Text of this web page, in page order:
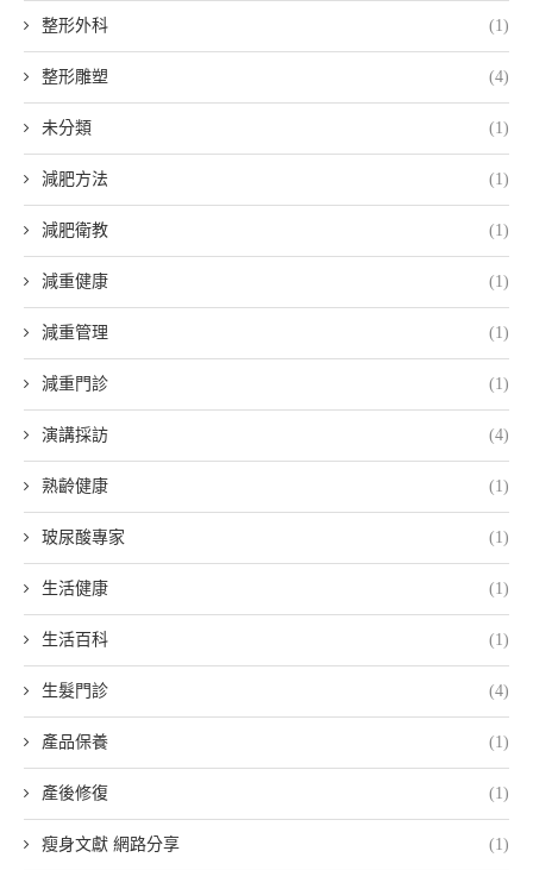
整形外科 (1)
整形雕塑 (4)
未分類 (1)
減肥方法 (1)
減肥衛教 (1)
減重健康 (1)
減重管理 (1)
減重門診 (1)
演講採訪 (4)
熟齡健康 (1)
玻尿酸專家 (1)
生活健康 (1)
生活百科 (1)
生髮門診 (4)
產品保養 (1)
產後修復 (1)
瘦身文獻 網路分享 (1)